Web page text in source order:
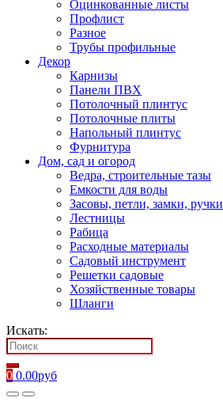
Оцинкованные листы
Профлист
Разное
Трубы профильные
Декор
Карнизы
Панели ПВХ
Потолочный плинтус
Потолочные плиты
Напольный плинтус
Фурнитура
Дом, сад и огород
Ведра, строительные тазы
Емкости для воды
Засовы, петли, замки, ручки
Лестницы
Рабица
Расходные материалы
Садовый инструмент
Решетки садовые
Хозяйственные товары
Шланги
Искать:
0 0.00руб